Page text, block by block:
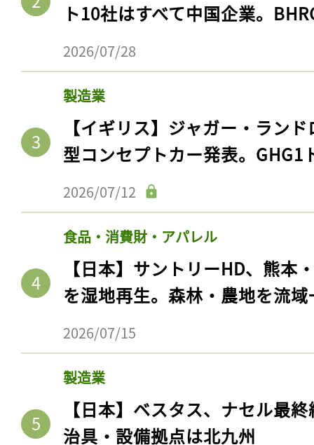
ト10社はすべて中国企業。
2026/07/28
製造業
【イギリス】ジャガー・ラン
型コンセプトカー発表。GHG1
2026/07/12
食品・消費財・アパレル
【日本】サントリーHD、熊本
を湿地再生。森林・農地を流
2026/07/15
製造業
【日本】ベスタス、ナセル最
治具・設備拠点は北九州